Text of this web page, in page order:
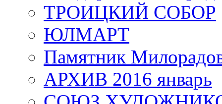
ТРОИЦКИЙ СОБОР
ЮЛМАРТ
Памятник
АРХИВ 2016 январь